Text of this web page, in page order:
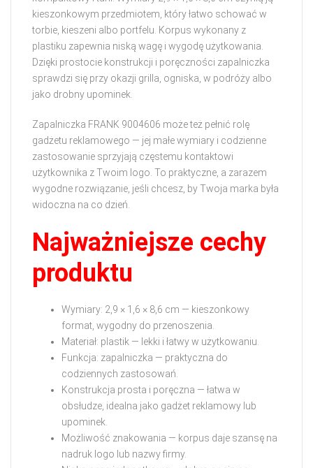
kieszonkowym przedmiotem, który łatwo schować w
torbie, kieszeni albo portfelu. Korpus wykonany z
plastiku zapewnia niską wagę i wygodę użytkowania.
Dzięki prostocie konstrukcji i poręczności zapalniczka
sprawdzi się przy okazji grilla, ogniska, w podróży albo
jako drobny upominek.
Zapalniczka FRANK 9004606 może też pełnić rolę
gadżetu reklamowego — jej małe wymiary i codzienne
zastosowanie sprzyjają częstemu kontaktowi
użytkownika z Twoim logo. To praktyczne, a zarazem
wygodne rozwiązanie, jeśli chcesz, by Twoja marka była
widoczna na co dzień.
Najważniejsze cechy
produktu
Wymiary: 2,9 × 1,6 × 8,6 cm — kieszonkowy
format, wygodny do przenoszenia.
Materiał: plastik — lekki i łatwy w użytkowaniu.
Funkcja: zapalniczka — praktyczna do
codziennych zastosowań.
Konstrukcja prosta i poręczna — łatwa w
obsłudze, idealna jako gadżet reklamowy lub
upominek.
Możliwość znakowania — korpus daje szansę na
nadruk logo lub nazwy firmy.